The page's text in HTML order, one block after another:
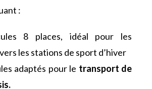
:
8 places, idéal pour les
les stations de sport d’hiver
adaptés pour le transport de